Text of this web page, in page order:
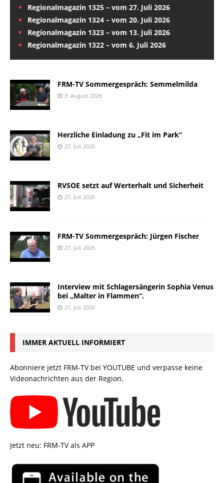
Regionalmagazin 1325 – vom 27. Juli 2026
Regionalmagazin 1324 – vom 20. Juli 2026
Regionalmagazin 1323 – vom 13. Juli 2026
Regionalmagazin 1322 – vom 6. Juli 2026
FRM-TV Sommergespräch: Semmelmilda
3. August 2026
Herzliche Einladung zu „Fit im Park“
27. Juli 2026
RVSOE setzt auf Werterhalt und Sicherheit
27. Juli 2026
FRM-TV Sommergespräch: Jürgen Fischer
27. Juli 2026
Interview mit Schlagersängerin Sophia Venus
bei „Malter in Flammen“.
21. Juli 2026
IMMER AKTUELL INFORMIERT
Abonniere jetzt FRM-TV bei YOUTUBE und verpasse keine
Videonachrichten aus der Region.
Jetzt neu: FRM-TV als APP